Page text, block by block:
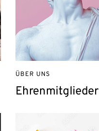
Ehrenmitglieder
ÜBER UNS